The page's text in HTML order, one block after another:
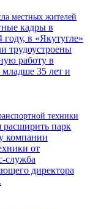
местных жителей
кадры в
в «Якутугле»
трудоустроены
работу в
35 лет и
техники
парк
компании
от
служба
директора